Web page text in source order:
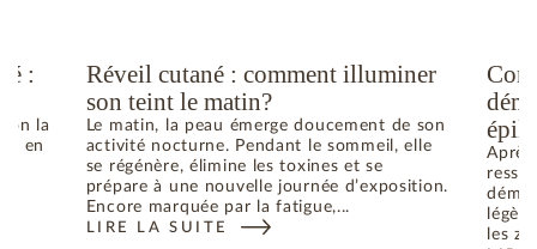
:
la
; en
: COMMENT RETROUVER L’ÉQUILIBRE
Réveil cutané : comment illuminer
son teint le matin?
Le matin, la peau émerge doucement de son
activité nocturne. Pendant le sommeil, elle
se régénère, élimine les toxines et se
prépare à une nouvelle journée d’exposition.
Encore marquée par la fatigue,...
LIRE LA SUITE
: RÉVEIL CUTANÉ : COMMENT ILLUMINER SONles